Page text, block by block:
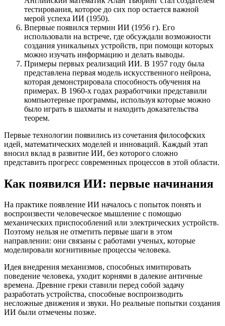
тестирования, которое до сих пор остается важной
мерой успеха ИИ (1950).
Впервые появился термин ИИ (1956 г). Его
использовали на встрече, где обсуждали возможности
создания уникальных устройств, при помощи которых
можно изучать информацию и делать выводы.
Примеры первых реализаций ИИ. В 1957 году была
представлена первая модель искусственного нейрона,
которая демонстрировала способность обучения на
примерах. В 1960-х годах разработчики представили
компьютерные программы, используя которые можно
было играть в шахматы и находить доказательства
теорем.
Первые технологии появились из сочетания философских
идей, математических моделей и инноваций. Каждый этап
вносил вклад в развитие ИИ, без которого сложно
представить прогресс современных процессов в этой области.
Как появился ИИ: первые начинания
На практике появление ИИ началось с попыток понять и
воспроизвести человеческое мышление с помощью
механических приспособлений или электрических устройств.
Поэтому нельзя не отметить первые шаги в этом
направлении: они связаны с работами ученых, которые
моделировали когнитивные процессы человека.
Идея внедрения механизмов, способных имитировать
поведение человека, уходит корнями в далекие античные
времена. Древние греки ставили перед собой задачу
разработать устройства, способные воспроизводить
несложные движения и звуки. Но реальные попытки создания
ИИ были отмечены позже.